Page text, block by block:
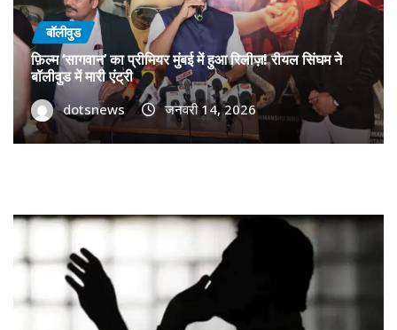
बॉलीवुड
फ़िल्म ‘सागवान’ का प्रीमियर मुंबई में हुआ रिलीज़! रीयल सिंघम ने
बॉलीवुड में मारी एंट्री
dotsnews जनवरी 14, 2026